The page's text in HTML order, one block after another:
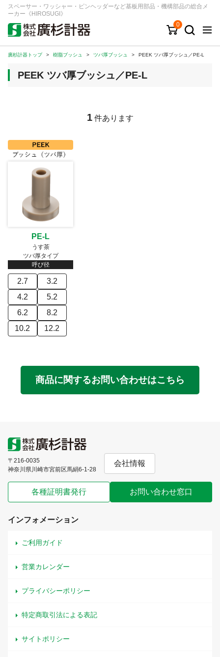
スペーサー・ワッシャー・ピンヘッダーなど基板用部品・機構部品の総合メ
ーカー《HIROSUGI》
0
キーワード 品番/シリーズ
商品カテゴリから探す
ログイン
ご利用ガイド
お問い合わせ窓口
会社情報
廣杉計器トップ > 樹脂ブッシュ > ツバ厚ブッシュ > PEEK ツバ厚ブッシュ／PE-L
PEEK ツバ厚ブッシュ／PE-L
1 件あります
PE-L
うす茶
ツバ厚タイプ
呼び径
2.7
3.2
4.2
5.2
6.2
8.2
10.2
12.2
商品に関するお問い合わせはこちら
〒216-0035
神奈川県川崎市宮前区馬絹6-1-28
会社情報
各種証明書発行 お問い合わせ窓口
インフォメーション
ご利用ガイド
営業カレンダー
プライバシーポリシー
特定商取引法による表記
サイトポリシー